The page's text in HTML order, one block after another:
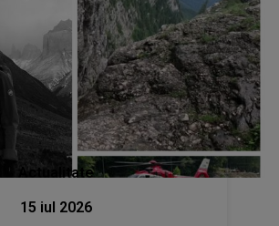
Actualitate
15 iul 2026